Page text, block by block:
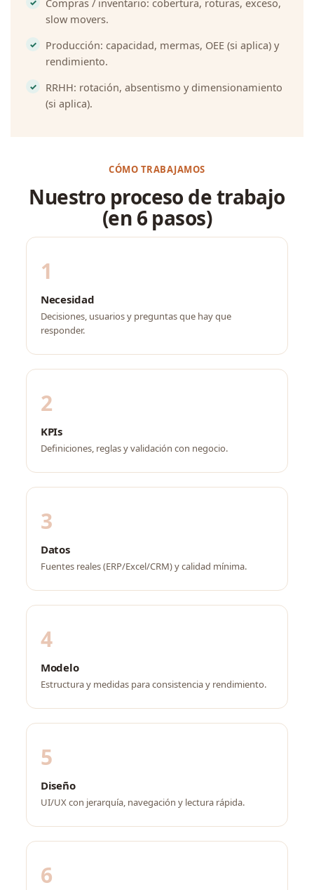
Compras / inventario: cobertura, roturas, exceso,
slow movers.
Producción: capacidad, mermas, OEE (si aplica) y
rendimiento.
RRHH: rotación, absentismo y dimensionamiento
(si aplica).
CÓMO TRABAJAMOS
Nuestro proceso de trabajo
(en 6 pasos)
1
Necesidad
Decisiones, usuarios y preguntas que hay que
responder.
2
KPIs
Definiciones, reglas y validación con negocio.
3
Datos
Fuentes reales (ERP/Excel/CRM) y calidad mínima.
4
Modelo
Estructura y medidas para consistencia y rendimiento.
5
Diseño
UI/UX con jerarquía, navegación y lectura rápida.
6